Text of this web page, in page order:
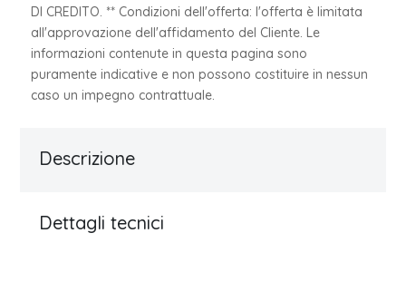
DI CREDITO. ** Condizioni dell'offerta: l'offerta è limitata
all'approvazione dell'affidamento del Cliente. Le
informazioni contenute in questa pagina sono
puramente indicative e non possono costituire in nessun
caso un impegno contrattuale.
Descrizione
Dettagli tecnici